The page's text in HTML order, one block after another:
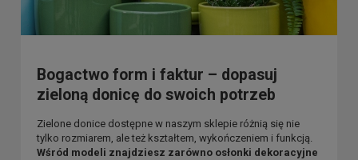
Bogactwo form i faktur – dopasuj
zieloną donicę do swoich potrzeb
Zielone donice dostępne w naszym sklepie różnią się nie
tylko rozmiarem, ale też kształtem, wykończeniem i funkcją.
Wśród modeli znajdziesz zarówno osłonki dekoracyjne